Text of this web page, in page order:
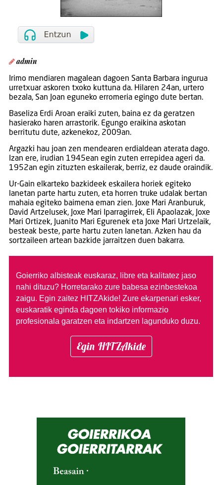
admin
Irimo mendiaren magalean dagoen Santa Barbara ingurua
urretxuar askoren txoko kuttuna da. Hilaren 24an, urtero
bezala, San Joan eguneko erromeria egingo dute bertan.
Baseliza Erdi Aroan eraiki zuten, baina ez da geratzen
hasierako haren arrastorik. Egungo eraikina askotan
berritutu dute, azkenekoz, 2009an.
Argazki hau joan zen mendearen erdialdean aterata dago.
Izan ere, irudian 1945ean egin zuten errepidea ageri da.
1952an egin zituzten eskailerak, berriz, ez daude oraindik.
Ur-Gain elkarteko bazkideek eskailera horiek egiteko
lanetan parte hartu zuten, eta horren truke udalak bertan
mahaia egiteko baimena eman zien. Joxe Mari Aranburuk,
David Artzelusek, Joxe Mari Iparragirrek, Eli Apaolazak, Joxe
Mari Ortizek, Juanito Mari Egurenek eta Joxe Mari Urtzelaik,
besteak beste, parte hartu zuten lanetan. Azken hau da
sortzaileen artean bazkide jarraitzen duen bakarra.
Goierriko albisteak euskaraz, libre eta kalitatez jaso
nahi dituzu? Horretarako zure babesa ezinbestekoa
zaigu. Egin zaitez HITZAkide! Zure ekarpenari esker,
euskaratik eginda dagoen tokiko informazio
profesionala garatzen eta indartzen lagunduko duzu.
Egin HITZAkide